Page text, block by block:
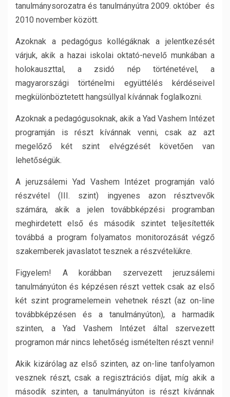
tanulmánysorozatra és tanulmányútra 2009. október és
2010 november között.
Azoknak a pedagógus kollégáknak a jelentkezését
várjuk, akik a hazai iskolai oktató-nevelő munkában a
holokauszttal, a zsidó nép történetével, a
magyarországi történelmi együttélés kérdéseivel
megkülönböztetett hangsúllyal kívánnak foglalkozni.
Azoknak a pedagógusoknak, akik a Yad Vashem Intézet
programján is részt kívánnak venni, csak az azt
megelőző két szint elvégzését követően van
lehetőségük.
A jeruzsálemi Yad Vashem Intézet programján való
részvétel (III. szint) ingyenes azon résztvevők
számára, akik a jelen továbbképzési programban
meghirdetett első és második szintet teljesítették
továbbá a program folyamatos monitorozását végző
szakemberek javaslatot tesznek a részvételükre.
Figyelem! A korábban szervezett jeruzsálemi
tanulmányúton és képzésen részt vettek csak az első
két szint programelemein vehetnek részt (az on-line
továbbképzésen és a tanulmányúton), a harmadik
szinten, a Yad Vashem Intézet által szervezett
programon már nincs lehetőség ismételten részt venni!
Akik kizárólag az első szinten, az on-line tanfolyamon
vesznek részt, csak a regisztrációs díjat, míg akik a
második szinten, a tanulmányúton is részt kívánnak